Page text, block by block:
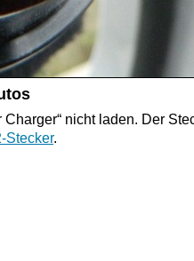
nicht laden. Der
Stecker.